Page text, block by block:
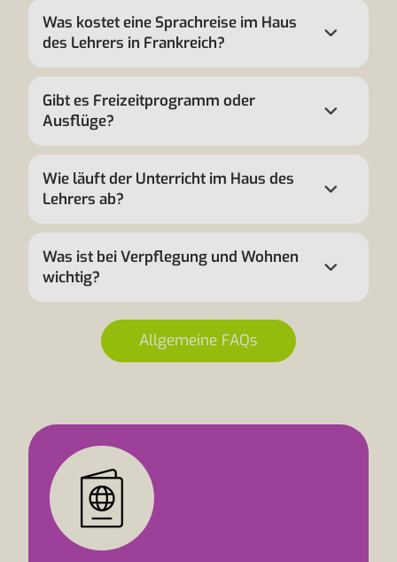
Was kostet eine Sprachreise im Haus
des Lehrers in Frankreich?
Gibt es Freizeitprogramm oder
Ausflüge?
Wie läuft der Unterricht im Haus des
Lehrers ab?
Was ist bei Verpflegung und Wohnen
wichtig?
Allgemeine FAQs